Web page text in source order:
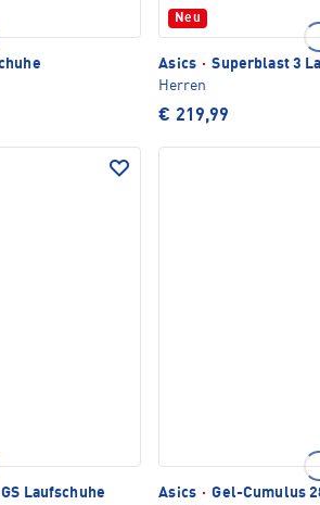
Neu
Asics · Superblast 3
Herren
€ 219,99
Laufschuhe
Asics · Gel-Cumulus